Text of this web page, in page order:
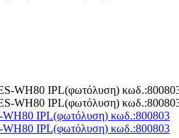
IPL(φωτόλυση) κωδ.:800803
IPL(φωτόλυση) κωδ.:800803